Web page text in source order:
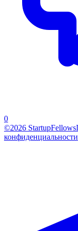
0
©2026 StartupFellows
конфиденциальности